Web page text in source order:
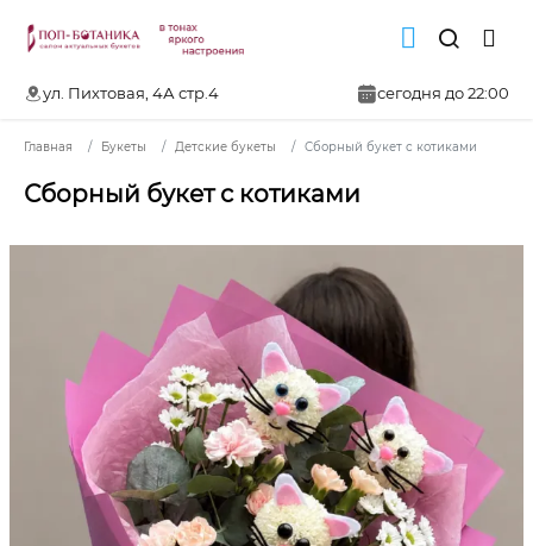
ул. Пихтовая, 4А стр.4 сегодня до 22:00
Главная Букеты Детские букеты Сборный букет с котиками
Сборный букет с котиками